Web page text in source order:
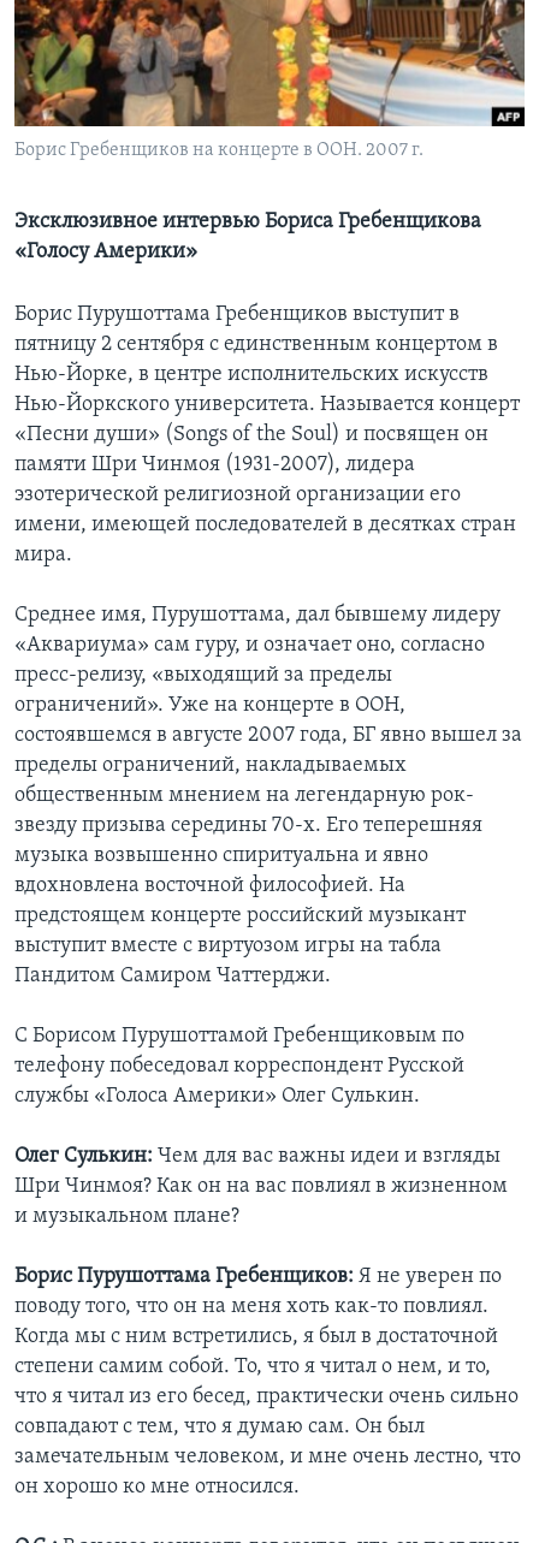
Learning English
СОЦИАЛЬНЫЕ СЕТИ
Языки
Борис Гребенщиков на концерте в ООН. 2007 г.
Эксклюзивное интервью Бориса Гребенщикова
«Голосу Америки»
Борис Пурушоттама Гребенщиков выступит в
пятницу 2 сентября с единственным концертом в
Нью-Йорке, в центре исполнительских искусств
Нью-Йоркского университета. Называется концерт
«Песни души» (Songs of the Soul) и посвящен он
памяти Шри Чинмоя (1931-2007), лидера
эзотерической религиозной организации его
имени, имеющей последователей в десятках стран
мира.
Среднее имя, Пурушоттама, дал бывшему лидеру
«Аквариума» сам гуру, и означает оно, согласно
пресс-релизу, «выходящий за пределы
ограничений». Уже на концерте в ООН,
состоявшемся в августе 2007 года, БГ явно вышел за
пределы ограничений, накладываемых
общественным мнением на легендарную рок-
звезду призыва середины 70-х. Его теперешняя
музыка возвышенно спиритуальна и явно
вдохновлена восточной философией. На
предстоящем концерте российский музыкант
выступит вместе с виртуозом игры на табла
Пандитом Самиром Чаттерджи.
С Борисом Пурушоттамой Гребенщиковым по
телефону побеседовал корреспондент Русской
службы «Голоса Америки» Олег Сулькин.
Олег Сулькин: Чем для вас важны идеи и взгляды
Шри Чинмоя? Как он на вас повлиял в жизненном
и музыкальном плане?
Борис Пурушоттама Гребенщиков: Я не уверен по
поводу того, что он на меня хоть как-то повлиял.
Когда мы с ним встретились, я был в достаточной
степени самим собой. То, что я читал о нем, и то,
что я читал из его бесед, практически очень сильно
совпадают с тем, что я думаю сам. Он был
замечательным человеком, и мне очень лестно, что
он хорошо ко мне относился.